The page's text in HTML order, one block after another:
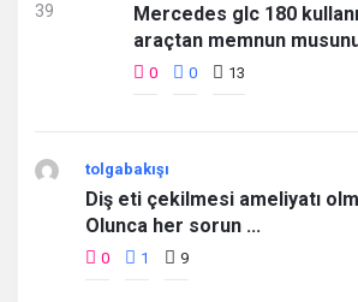
Mercedes glc 180
araçtan memnun
0 0 13
tolgabakışı
Diş eti çekilmesi ameliyatı
Olunca her sorun ...
0 1 9